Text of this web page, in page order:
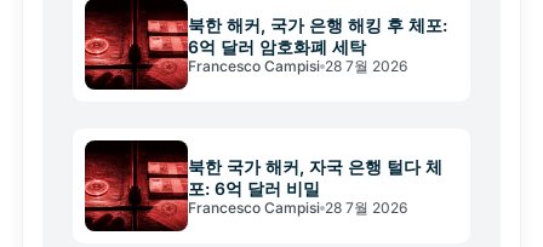
북한 해커, 국가 은행 해킹 후 체포:
6억 달러 암호화폐 세탁
Francesco Campisi 28 7월 2026
북한 국가 해커, 자국 은행 털다 체
포: 6억 달러 비밀
Francesco Campisi 28 7월 2026